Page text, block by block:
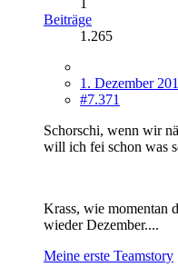
Beiträge
1.265
1. Dezember
#7.371
Schorschi, wenn wir
will ich fei schon was
Krass, wie momentan
wieder Dezember....
Meine erste Teamstory